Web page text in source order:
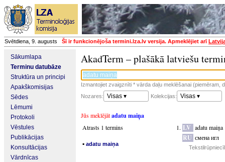
Svētdiena, 9. augusts Šī ir funkcionējoša termini.lza.lv versija. Apmeklējiet arī
Sākumlapa
Terminu datubāze
Struktūra un principi
Apakškomisijas
Sēdes
Lēmumi
Protokoli
Vēstules
Publikācijas
Konsultācijas
Vārdnīcas
AkadTerm – plašākā latviešu
Izmantojiet zvaigznīti * vārda daļu meklēšanai (piemēram,
Nozares:
Visas ▾ Kolekcijas: Visas ▾
Jūs meklējātadatu maiņa
Atrasts 1 termins
▪ adatu maiņa
LV adatu maiņa
RU смена игл